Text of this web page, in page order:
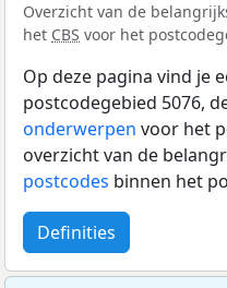
Overzicht van de
het CBS voor het
Op deze pagina vind je
postcodegebied 5076,
onderwerpen voor het
overzicht van de
postcodes binnen het
Definities